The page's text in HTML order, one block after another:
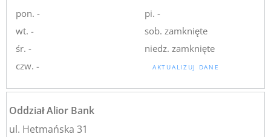
pon. -
wt. -
śr. -
czw. -
pi. -
sob. zamknięte
niedz. zamknięte
AKTUALIZUJ DANE
Oddział Alior Bank
ul. Hetmańska 31